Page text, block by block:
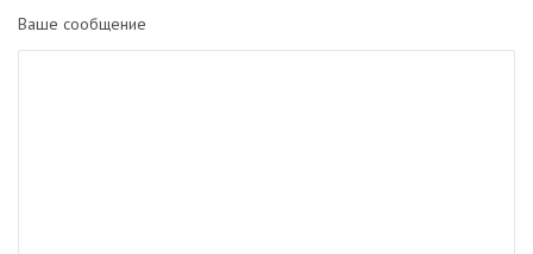
Ваше сообщение